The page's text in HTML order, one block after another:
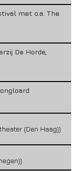
met o.a. The
De Horde,
(Den Haag))